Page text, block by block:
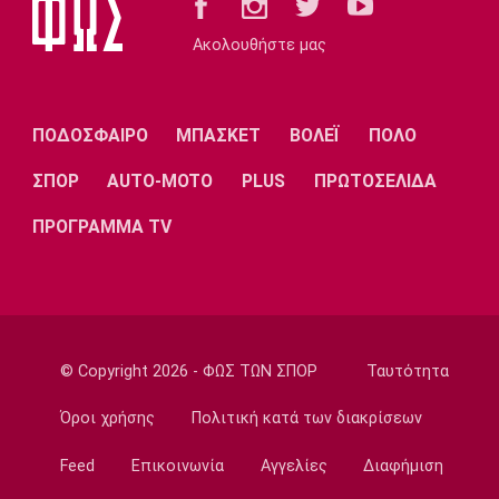
Conference League
Νίστρουπ: «Θα πρέπει να σκοράρουμε και να
20:03
Beach Volley
αδερφές Μαργαριτοπούλου και οι
Μπάσκετ Ελλάδα
το όραμα - Να δικαιώσω διοίκηση και
19:30
NBA
Ακολουθήστε μας
ΠΟΔΟΣΦΑΙΡΟ ΜΠΑΣΚΕΤ ΒΟΛΕΪ ΠΟΛΟ
ΣΠΟΡ AUTO-MOTO PLUS ΠΡΩΤΟΣΕΛΙΔΑ
ΠΡΟΓΡΑΜΜΑ TV
© Copyright 2026 - ΦΩΣ ΤΩΝ ΣΠΟΡ Ταυτότητα
Όροι χρήσης Πολιτική κατά των διακρίσεων
Feed Επικοινωνία Αγγελίες Διαφήμιση